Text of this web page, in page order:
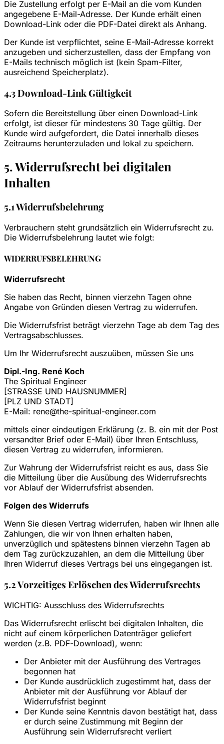
Die Zustellung erfolgt per E-Mail an die vom Kunden
angegebene E-Mail-Adresse. Der Kunde erhält einen
Download-Link oder die PDF-Datei direkt als Anhang.
Der Kunde ist verpflichtet, seine E-Mail-Adresse korrekt
anzugeben und sicherzustellen, dass der Empfang von
E-Mails technisch möglich ist (kein Spam-Filter,
ausreichend Speicherplatz).
4.3 Download-Link Gültigkeit
Sofern die Bereitstellung über einen Download-Link
erfolgt, ist dieser für mindestens 30 Tage gültig. Der
Kunde wird aufgefordert, die Datei innerhalb dieses
Zeitraums herunterzuladen und lokal zu speichern.
5. Widerrufsrecht bei digitalen
Inhalten
5.1 Widerrufsbelehrung
Verbrauchern steht grundsätzlich ein Widerrufsrecht zu.
Die Widerrufsbelehrung lautet wie folgt:
WIDERRUFSBELEHRUNG
Widerrufsrecht
Sie haben das Recht, binnen vierzehn Tagen ohne
Angabe von Gründen diesen Vertrag zu widerrufen.
Die Widerrufsfrist beträgt vierzehn Tage ab dem Tag des
Vertragsabschlusses.
Um Ihr Widerrufsrecht auszuüben, müssen Sie uns
Dipl.-Ing. René Koch
The Spiritual Engineer
[STRASSE UND HAUSNUMMER]
[PLZ UND STADT]
E-Mail: rene@the-spiritual-engineer.com
mittels einer eindeutigen Erklärung (z. B. ein mit der Post
versandter Brief oder E-Mail) über Ihren Entschluss,
diesen Vertrag zu widerrufen, informieren.
Zur Wahrung der Widerrufsfrist reicht es aus, dass Sie
die Mitteilung über die Ausübung des Widerrufsrechts
vor Ablauf der Widerrufsfrist absenden.
Folgen des Widerrufs
Wenn Sie diesen Vertrag widerrufen, haben wir Ihnen alle
Zahlungen, die wir von Ihnen erhalten haben,
unverzüglich und spätestens binnen vierzehn Tagen ab
dem Tag zurückzuzahlen, an dem die Mitteilung über
Ihren Widerruf dieses Vertrags bei uns eingegangen ist.
5.2 Vorzeitiges Erlöschen des Widerrufsrechts
WICHTIG: Ausschluss des Widerrufsrechts
Das Widerrufsrecht erlischt bei digitalen Inhalten, die
nicht auf einem körperlichen Datenträger geliefert
werden (z.B. PDF-Download), wenn:
Der Anbieter mit der Ausführung des Vertrages
begonnen hat
Der Kunde ausdrücklich zugestimmt hat, dass der
Anbieter mit der Ausführung vor Ablauf der
Widerrufsfrist beginnt
Der Kunde seine Kenntnis davon bestätigt hat, dass
er durch seine Zustimmung mit Beginn der
Ausführung sein Widerrufsrecht verliert